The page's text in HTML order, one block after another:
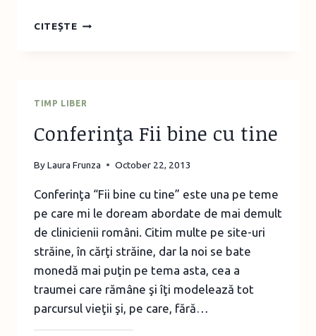
CITEȘTECUM
GHID
PAS
PAS
TIMP LIBER
Conferinţa Fii bine cu tine
ByLaura Frunza October 22, 2013
Conferinţa “Fii bine cu tine” este una pe teme
pe care mi le doream abordate de mai demult
de clinicienii români. Citim multe pe site-uri
străine, în cărţi străine, dar la noi se bate
monedă mai puţin pe tema asta, cea a
traumei care rămâne şi îţi modelează tot
parcursul vieţii şi, pe care, fără…